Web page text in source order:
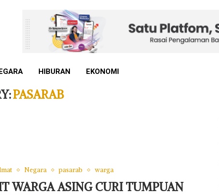
HIBURAN EKONOMI
PASARAB
Negara pasarab warga
WARGA ASING CURI TUMPUAN